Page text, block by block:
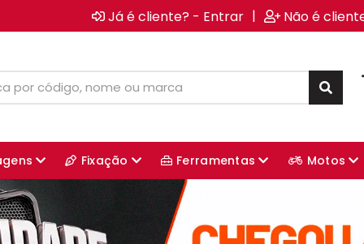
Já é cliente? - Entrar | Não é
Fixação Ferramentas Motos